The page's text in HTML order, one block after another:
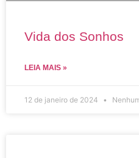
Vida dos Sonhos
LEIA MAIS »
12 de janeiro de 2024